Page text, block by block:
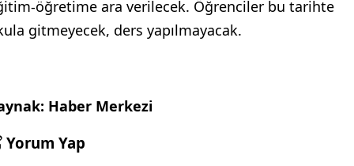
öğretime ara verilecek. Öğrenciler bu tarihte
gitmeyecek, ders yapılmayacak.
Haber Merkezi
Yorum Yap